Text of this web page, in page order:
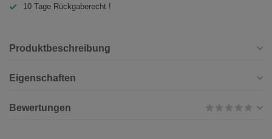
10 Tage Rückgaberecht !
Produktbeschreibung
Eigenschaften
Bewertungen